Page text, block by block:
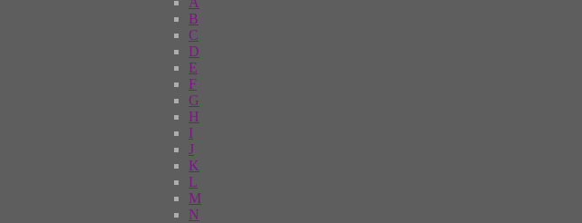
B
C
D
E
F
G
H
I
J
K
L
M
N